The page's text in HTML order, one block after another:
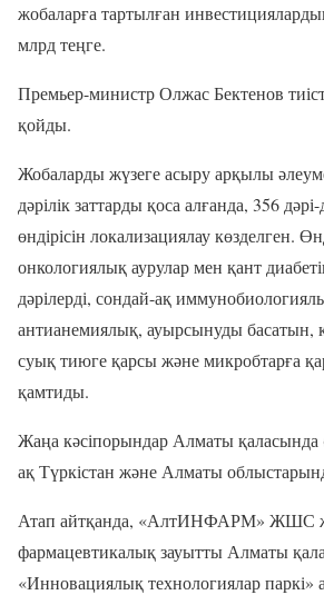
жобаларға тартылған
млрд теңге.
Премьер-министр Олжас Бектенов
қойды.
Жобаларды жүзеге асыру арқылы
дәрілік заттарды қоса алғанда, 356
өндірісін локализациялау көзделген.
онкологиялық аурулар мен қант
дәрілерді, сондай-ақ
антианемиялық, ауырсынуды басатын,
суық тиюге қарсы және микробтарға
қамтиды.
Жаңа кәсіпорындар Алматы қаласында
ақ Түркістан және Алматы
Атап айтқанда, «АлтИНФАРМ» ЖШС
фармацевтикалық зауытты Алматы
«Инновациялық технологиялар паркі»